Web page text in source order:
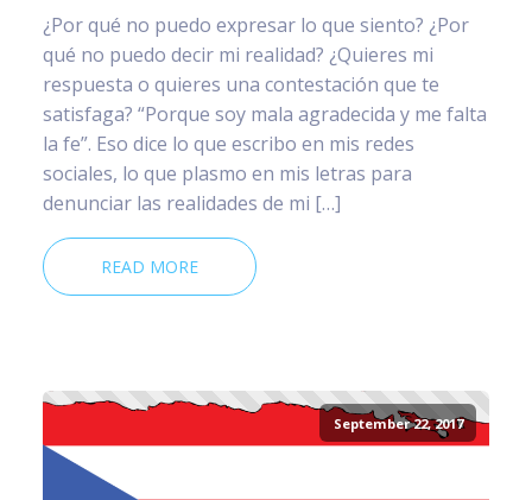
¿Por qué no puedo expresar lo que siento? ¿Por
qué no puedo decir mi realidad? ¿Quieres mi
respuesta o quieres una contestación que te
satisfaga? “Porque soy mala agradecida y me falta
la fe”. Eso dice lo que escribo en mis redes
sociales, lo que plasmo en mis letras para
denunciar las realidades de mi […]
READ MORE
September 22, 2017